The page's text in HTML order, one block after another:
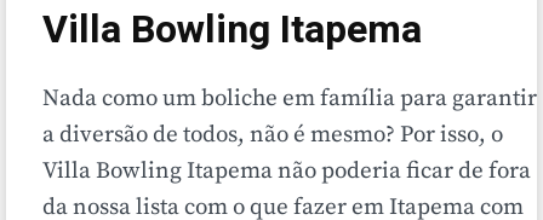
Villa Bowling Itapema
Nada como um boliche em família para garantir
a diversão de todos, não é mesmo? Por isso, o
Villa Bowling Itapema não poderia ficar de fora
da nossa lista com o que fazer em Itapema com